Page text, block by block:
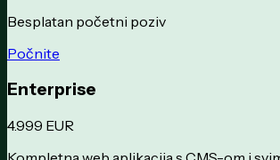
Besplatan početni poziv
Počnite
Enterprise
4.999 EUR